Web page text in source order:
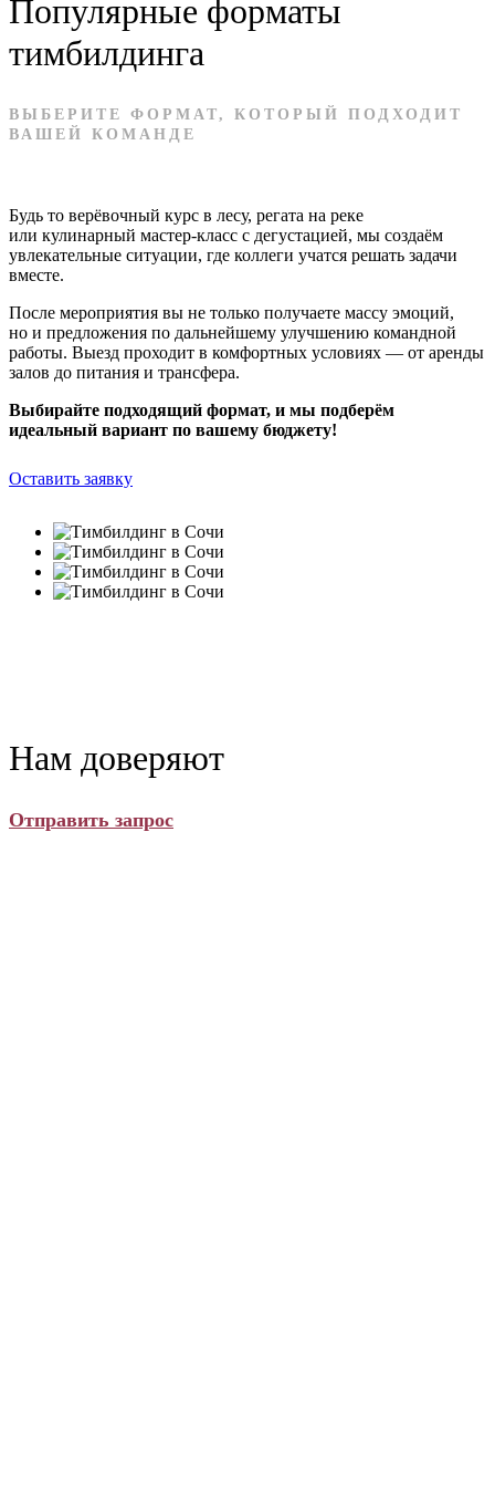
Популярные форматы
тимбилдинга
ВЫБЕРИТЕ ФОРМАТ, КОТОРЫЙ ПОДХОДИТ
ВАШЕЙ КОМАНДЕ
Будь то верёвочный курс в лесу, регата на реке
или кулинарный мастер-класс с дегустацией, мы создаём
увлекательные ситуации, где коллеги учатся решать задачи
вместе.
После мероприятия вы не только получаете массу эмоций,
но и предложения по дальнейшему улучшению командной
работы. Выезд проходит в комфортных условиях — от аренды
залов до питания и трансфера.
Выбирайте подходящий формат, и мы подберём
идеальный вариант по вашему бюджету!
Оставить заявку
Нам доверяют
Отправить запрос